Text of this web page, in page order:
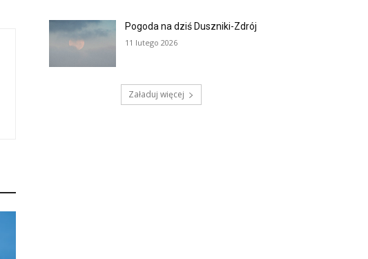
Pogoda na dziś Duszniki-Zdrój
11 lutego 2026
Załaduj więcej